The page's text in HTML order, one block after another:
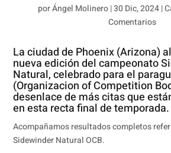
porÁngel Molinero|30 Dic, 2024|
Comentarios
La ciudad de Phoenix (Arizona)
nueva edición del campeonato
Natural, celebrado para el
(Organizacion of Competition
desenlace de más citas que
en esta recta final de temporada.
Acompañamos resultados completos
Sidewinder Natural OCB.